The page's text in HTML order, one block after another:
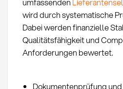
umfassenden
wird durch systematische
Dabei werden finanzielle
Qualitätsfähigkeit und
Anforderungen bewertet.
Dokumentenprüfung und